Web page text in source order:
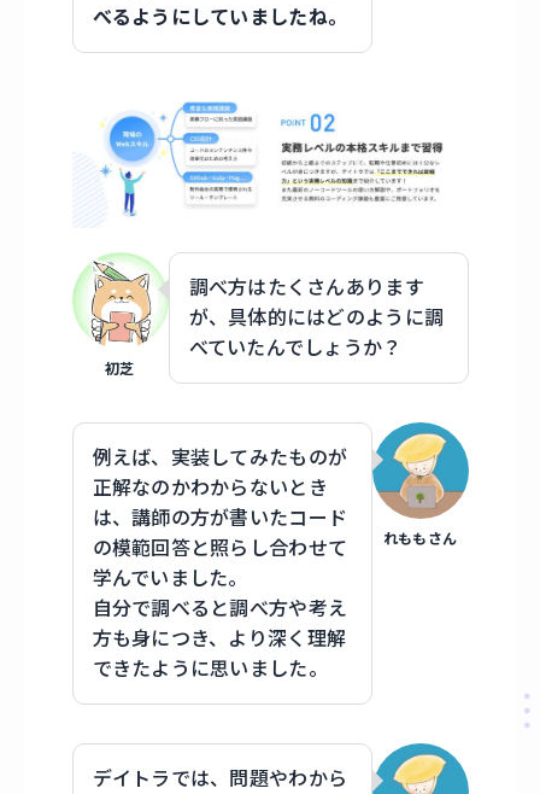
べるようにしていましたね。
初芝
調べ方はたくさんあります
が、具体的にはどのように調
べていたんでしょうか？
れももさん
例えば、実装してみたものが
正解なのかわからないとき
は、講師の方が書いたコード
の模範回答と照らし合わせて
学んでいました。
自分で調べると調べ方や考え
方も身につき、より深く理解
できたように思いました。
デイトラでは、問題やわから